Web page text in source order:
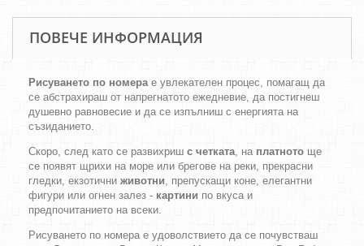
ПОВЕЧЕ ИНФОРМАЦИЯ
Рисуването по номерае увлекателен процес, помагащ да
се абстрахираш от напрегнатото ежедневие, да постигнеш
душевно равновесие и да се изпълниш с енергията на
съзиданието.
Скоро, след като се развихриш с четката, на платното ще
се появят щрихи на море или брегове на реки, прекрасни
гледки, екзотични животни, препускащи коне, елегантни
фигури или огнен залез - картини по вкуса и
предпочитанието на всеки.
Рисуването по номера е удоволствието да се почувстваш